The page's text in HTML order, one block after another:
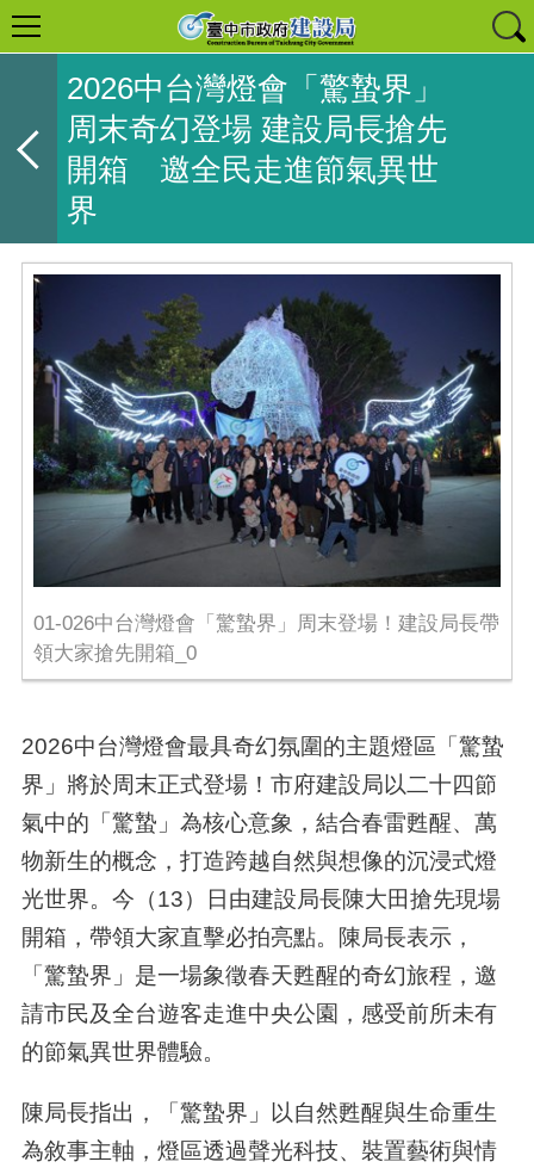
2026中台灣燈會「驚蟄界」
周末奇幻登場 建設局長搶先
開箱 邀全民走進節氣異世
界
01-026中台灣燈會「驚蟄界」周末登場！建設局長帶
領大家搶先開箱_0
2026中台灣燈會最具奇幻氛圍的主題燈區「驚蟄
界」將於周末正式登場！市府建設局以二十四節
氣中的「驚蟄」為核心意象，結合春雷甦醒、萬
物新生的概念，打造跨越自然與想像的沉浸式燈
光世界。今（13）日由建設局長陳大田搶先現場
開箱，帶領大家直擊必拍亮點。陳局長表示，
「驚蟄界」是一場象徵春天甦醒的奇幻旅程，邀
請市民及全台遊客走進中央公園，感受前所未有
的節氣異世界體驗。
陳局長指出，「驚蟄界」以自然甦醒與生命重生
為敘事主軸，燈區透過聲光科技、裝置藝術與情